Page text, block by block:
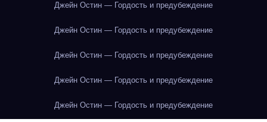
Джейн Остин — Гордость и предубеждение
Джейн Остин — Гордость и предубеждение
Джейн Остин — Гордость и предубеждение
Джейн Остин — Гордость и предубеждение
Джейн Остин — Гордость и предубеждение